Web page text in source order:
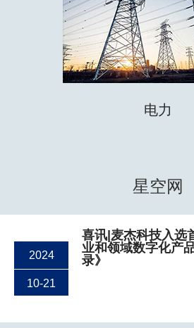
电力
星空网
2024
10-21
喜讯|麦杰科技入选
业和领域数字化产
录》